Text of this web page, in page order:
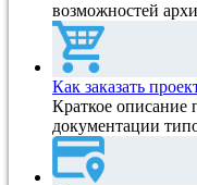
возможностей
Как заказать
Краткое описание
документации